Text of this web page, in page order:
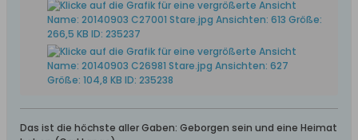
Das ist die höchste aller Gaben: Geborgen sein und eine Heimat